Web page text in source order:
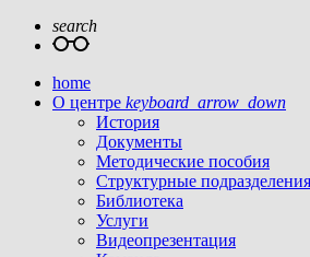
search
home
О центре keyboard_arrow_down
История
Документы
Методические пособия
Структурные подразделения
Библиотека
Услуги
Видеопрезентация